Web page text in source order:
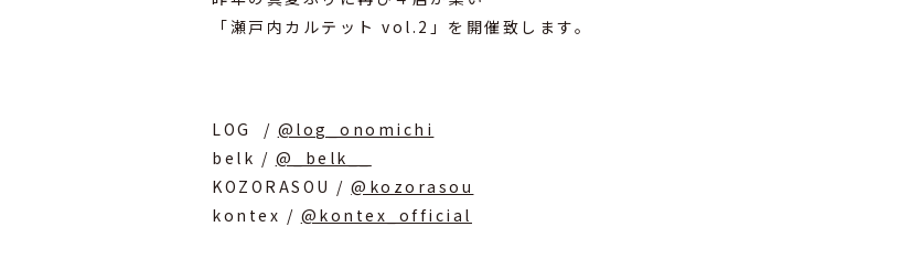
「瀬戸内カルテット vol.2」を開催致します。
LOG / @log_onomichi
belk / @_belk__
KOZORASOU /@kozorasou
kontex / @kontex_official